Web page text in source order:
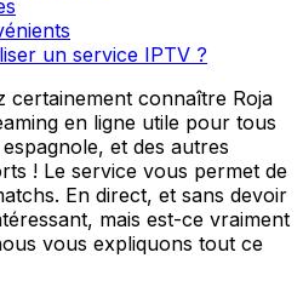
un service IPTV ?
certainement connaître Roja
en ligne utile pour tous
et des autres
! Le service vous permet de
En direct, et sans devoir
mais est-ce vraiment
vous expliquons tout ce